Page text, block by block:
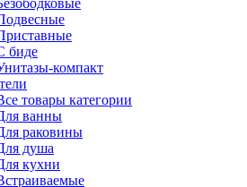
биде
компакт
товары категории
ванны
раковины
душа
кухни